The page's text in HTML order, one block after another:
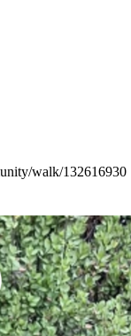
walk/132616930